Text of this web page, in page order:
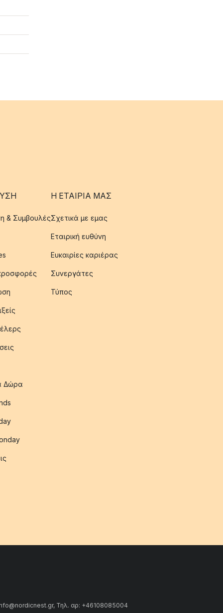
& Συμβουλές
Δώρα
Η ΕΤΑΊΡΙΑ ΜΑΣ
Σχετικά με εμας
Εταιρική ευθύνη
Ευκαιρίες καριέρας
Συνεργάτες
Τύπος
Τηλ. αρ: +46108085004